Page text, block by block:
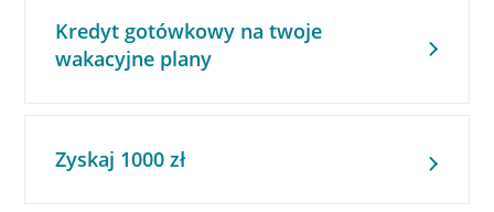
Kredyt gotówkowy na twoje
wakacyjne plany
Zyskaj 1000 zł